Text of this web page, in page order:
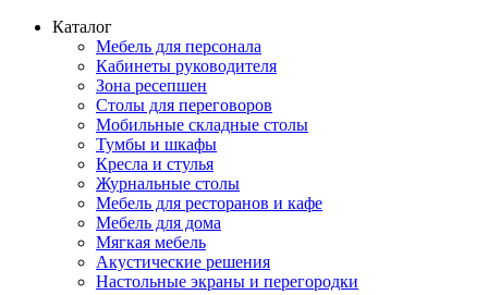
Каталог
Мебель для персонала
Кабинеты руководителя
Зона ресепшен
Столы для переговоров
Мобильные складные столы
Тумбы и шкафы
Кресла и стулья
Журнальные столы
Мебель для ресторанов и кафе
Мебель для дома
Мягкая мебель
Акустические решения
Настольные экраны и перегородки